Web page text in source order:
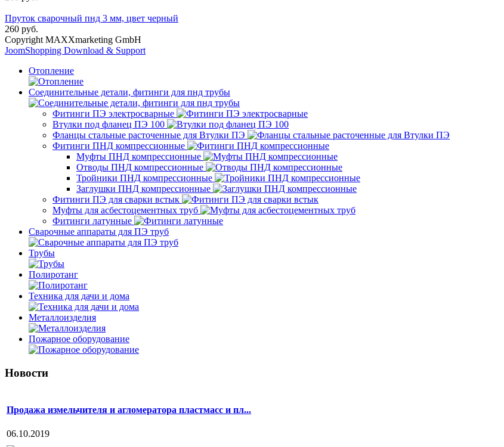
Пруток сварочный пнд 3 мм, цвет черный
260 руб.
Copyright MAXXmarketing GmbH
JoomShopping Download & Support
Отопление
Соединительные детали, фитинги для пнд трубы
Фитинги ПЭ электросварные
Втулки под фланец ПЭ 100
Фланцы стальные расточенные для Втулки ПЭ
Фитинги ПНД компрессионные
Муфты ПНД компрессионные
Отводы ПНД компрессионные
Тройники ПНД компрессионные
Заглушки ПНД компрессионные
Фитинги ПЭ для сварки встык
Муфты для асбестоцементных труб
Фитинги латунные
Сварочные аппараты для ПЭ труб
Трубы
Полиротанг
Техника для дачи и дома
Металлоизделия
Пожарное оборудование
Новости
Продажа измельчителя и агломератора пластмасс и пл...
06.10.2019